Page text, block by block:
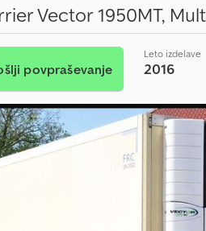
Vector 1950MT,
povpraševanje
Leto izdelave
2016